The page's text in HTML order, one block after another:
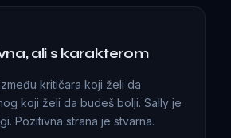
ali s karakterom
kritičara koji želi da
koji želi da budeš bolji. Sally je
Pozitivna strana je stvarna.